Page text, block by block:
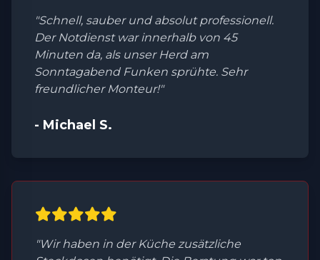
"Schnell, sauber und absolut professionell.
Der Notdienst war innerhalb von 45
Minuten da, als unser Herd am
Sonntagabend Funken sprühte. Sehr
freundlicher Monteur!"
- Michael S.
"Wir haben in der Küche zusätzliche